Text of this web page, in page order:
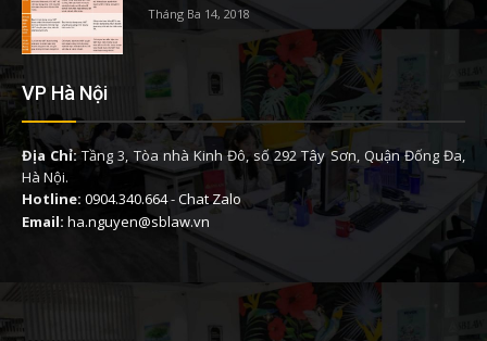
Tháng Ba 14, 2018
VP Hà Nội
Địa Chỉ: Tầng 3, Tòa nhà Kinh Đô, số 292 Tây Sơn, Quận Đống Đa,
Hà Nội.
Hotline: 0904.340.664-Chat Zalo
Email: ha.nguyen@sblaw.vn